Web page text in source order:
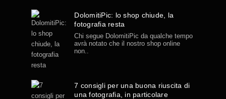
DolomitiPic: lo shop chiude, la
fotografia resta
Chi segue DolomitiPic da qualche tempo
avrà notato che il nostro shop online
non..
7 consigli per una buona riuscita di
una fotografia, in particolare